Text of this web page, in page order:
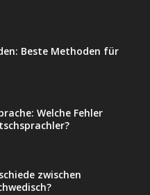
Beste Methoden für
Welche Fehler
zwischen